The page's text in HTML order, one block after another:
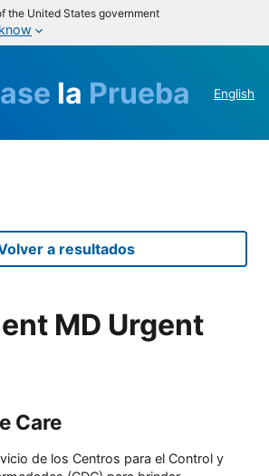
the United States government
la Prueba English
a resultados
MD Urgent
Care
de los Centros para el Control y